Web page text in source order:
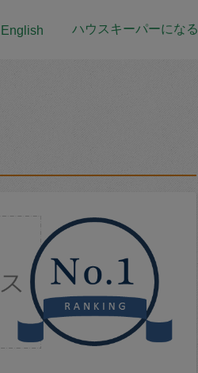
English ハウスキーパーになる